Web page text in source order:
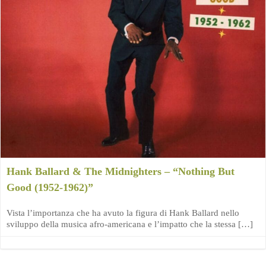
Hank Ballard & The Midnighters – “Nothing But
Good (1952-1962)”
Vista l’importanza che ha avuto la figura di Hank Ballard nello
sviluppo della musica afro-americana e l’impatto che la stessa […]